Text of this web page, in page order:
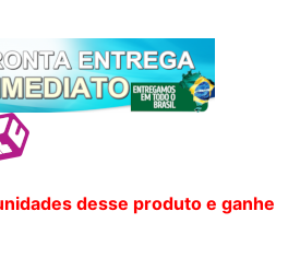
desse produto e ganhe